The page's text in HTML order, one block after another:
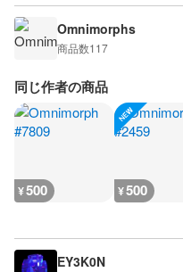
Omnimorphs
商品数117
同じ作者の商品
¥500 ¥500
EY3K0N